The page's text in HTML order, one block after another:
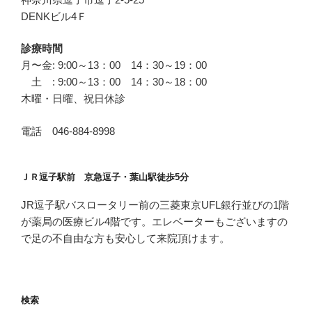
DENKビル4Ｆ
診療時間
月〜金: 9:00～13：00 14：30～19：00
土 : 9:00～13：00 14：30～18：00
木曜・日曜、祝日休診
電話 046-884-8998
ＪＲ逗子駅前 京急逗子・葉山駅徒歩5分
JR逗子駅バスロータリー前の三菱東京UFL銀行並びの1階
が薬局の医療ビル4階です。エレベーターもございますの
で足の不自由な方も安心して来院頂けます。
検索